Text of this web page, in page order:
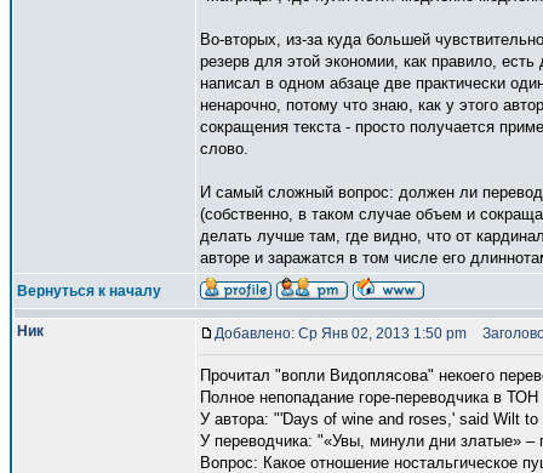
Во-вторых, из-за куда большей
резерв для этой экономии, как правило,
написал в одном абзаце две практически
ненарочно, потому что знаю, как у этого
сокращения текста - просто получается
слово.
И самый сложный вопрос: должен ли
(собственно, в таком случае объем и
делать лучше там, где видно, что от
авторе и заражатся в том числе его
Вернуться к началу
Ник Добавлено: Ср Янв 02, 2013 1:50 pm
Прочитал "вопли Видоплясова" некоего
Полное непопадание горе-переводчика в
У автора: "'Days of wine and roses,' said Wilt
У переводчика: "«Увы, минули дни златые» –
Вопрос: Какое отношение ностальгическое